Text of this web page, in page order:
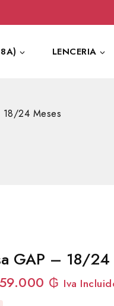
LENCERIA
24 Meses
GAP – 18/24
₲ Iva